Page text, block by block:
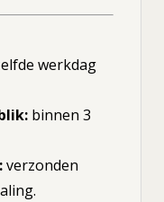
werkdag
binnen 3
verzonden